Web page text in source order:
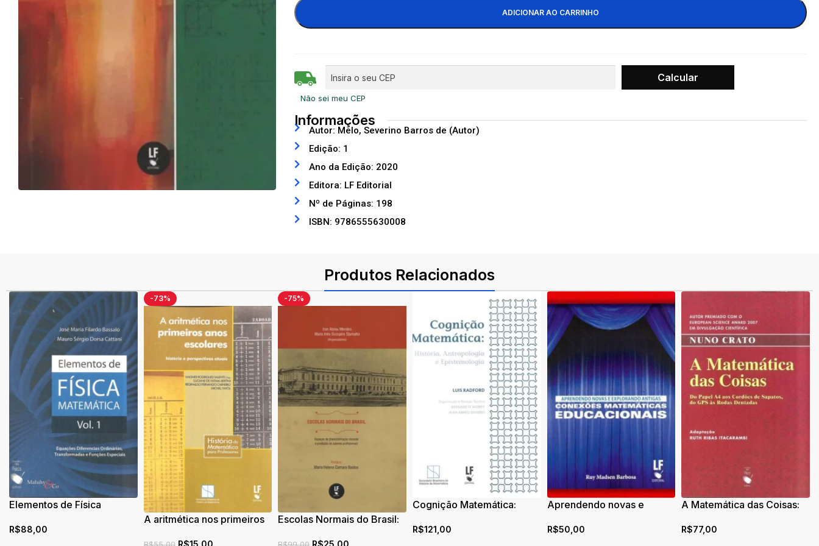
ADICIONAR AO CARRINHO
Não sei meu CEP
Informações
Autor: Melo, Severino Barros de (Autor)
Edição: 1
Ano da Edição: 2020
Editora: LF Editorial
Nº de Páginas: 198
ISBN: 9786555630008
Produtos Relacionados
Elementos de Física
Diferenciais Ordinárias,
R$88,00
-73%
A aritmética nos primeiros
-75%
Escolas Normais do Brasil:
Cognição Matemática:
Epistemologia
R$121,00
Aprendendo novas e
conexões matemáticas
R$50,00
A Matemática das Coisas:
de Sapatos, do GPS às
R$77,00